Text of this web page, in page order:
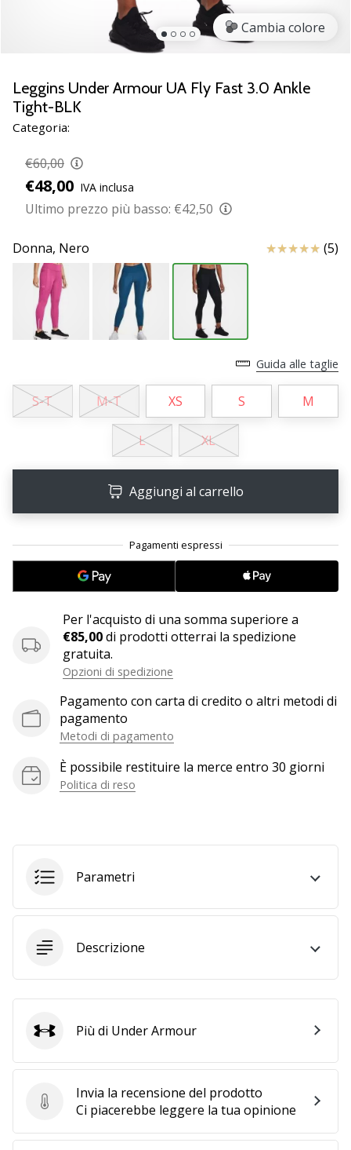
da
pallamano
PUMA
Accelerate
SQD
5!
Conosci
tecnici
valuta
vale
la…
25. 11. 2024
•
Tempo di lettura: 1 min.
nostro
ambassador
sei
fanatico
dell'handball
come
a
noi
Ambassador.
Mostra
articoli
Cambia colore
Leggins Under Armour UA Fly Fast 3.0 Ankle
Tight-BLK
Categoria:
€60,00
€48,00 IVA inclusa
Ultimo prezzo più basso: €42,50
Donna, Nero Recensioni(5)
Guida alle taglie
S-T M-T XS S M
L XL
Aggiungi al carrello
Per l'acquisto di una somma superiore a
€85,00di prodotti otterrai la spedizione
gratuita.
Opzioni di spedizione
Pagamento con carta di credito o altri metodi di
pagamento
Metodi di pagamento
È possibile restituire la merce entro 30 giorni
Politica di reso
Parametri
Descrizione
Invia la recensione del prodotto
Invia la recensione del prodotto
Ci piacerebbe leggere la tua opinione
Under Armour
Più di Under Armour